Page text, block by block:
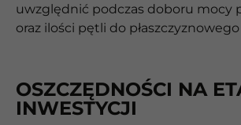
uwzględnić podczas doboru mocy
oraz ilości pętli do
OSZCZĘDNOŚCI NA
INWESTYCJI